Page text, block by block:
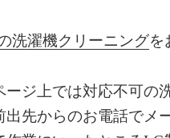
洗濯機クリーニングを
ージ上では対応不可の
出先からのお電話でメ